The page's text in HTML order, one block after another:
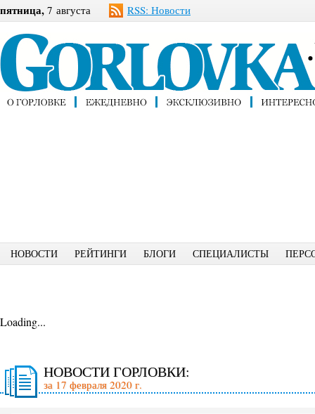
пятница, 7 августа RSS: Новости
НОВОСТИ РЕЙТИНГИ БЛОГИ СПЕЦИАЛИСТЫ
Loading...
НОВОСТИ ГОРЛОВКИ:
за 17 февраля 2020 г.